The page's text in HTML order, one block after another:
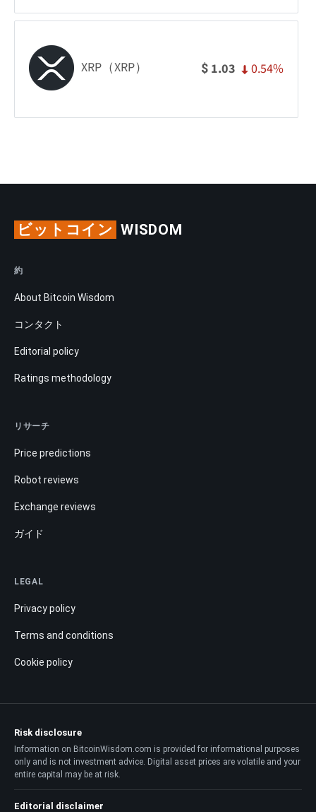
XRP（XRP） $ 1.03 0.54%
ビットコイン WISDOM
約
About Bitcoin Wisdom
コンタクト
Editorial policy
Ratings methodology
リサーチ
Price predictions
Robot reviews
Exchange reviews
ガイド
LEGAL
Privacy policy
Terms and conditions
Cookie policy
Risk disclosure
Information on BitcoinWisdom.com is provided for informational purposes
only and is not investment advice. Digital asset prices are volatile and your
entire capital may be at risk.
Editorial disclaimer